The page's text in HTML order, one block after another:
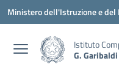
Vai ai contenuti
Vai al menu di navigazione
Vai al footer
Ministero dell'Istruzione e del
Istituto
G.